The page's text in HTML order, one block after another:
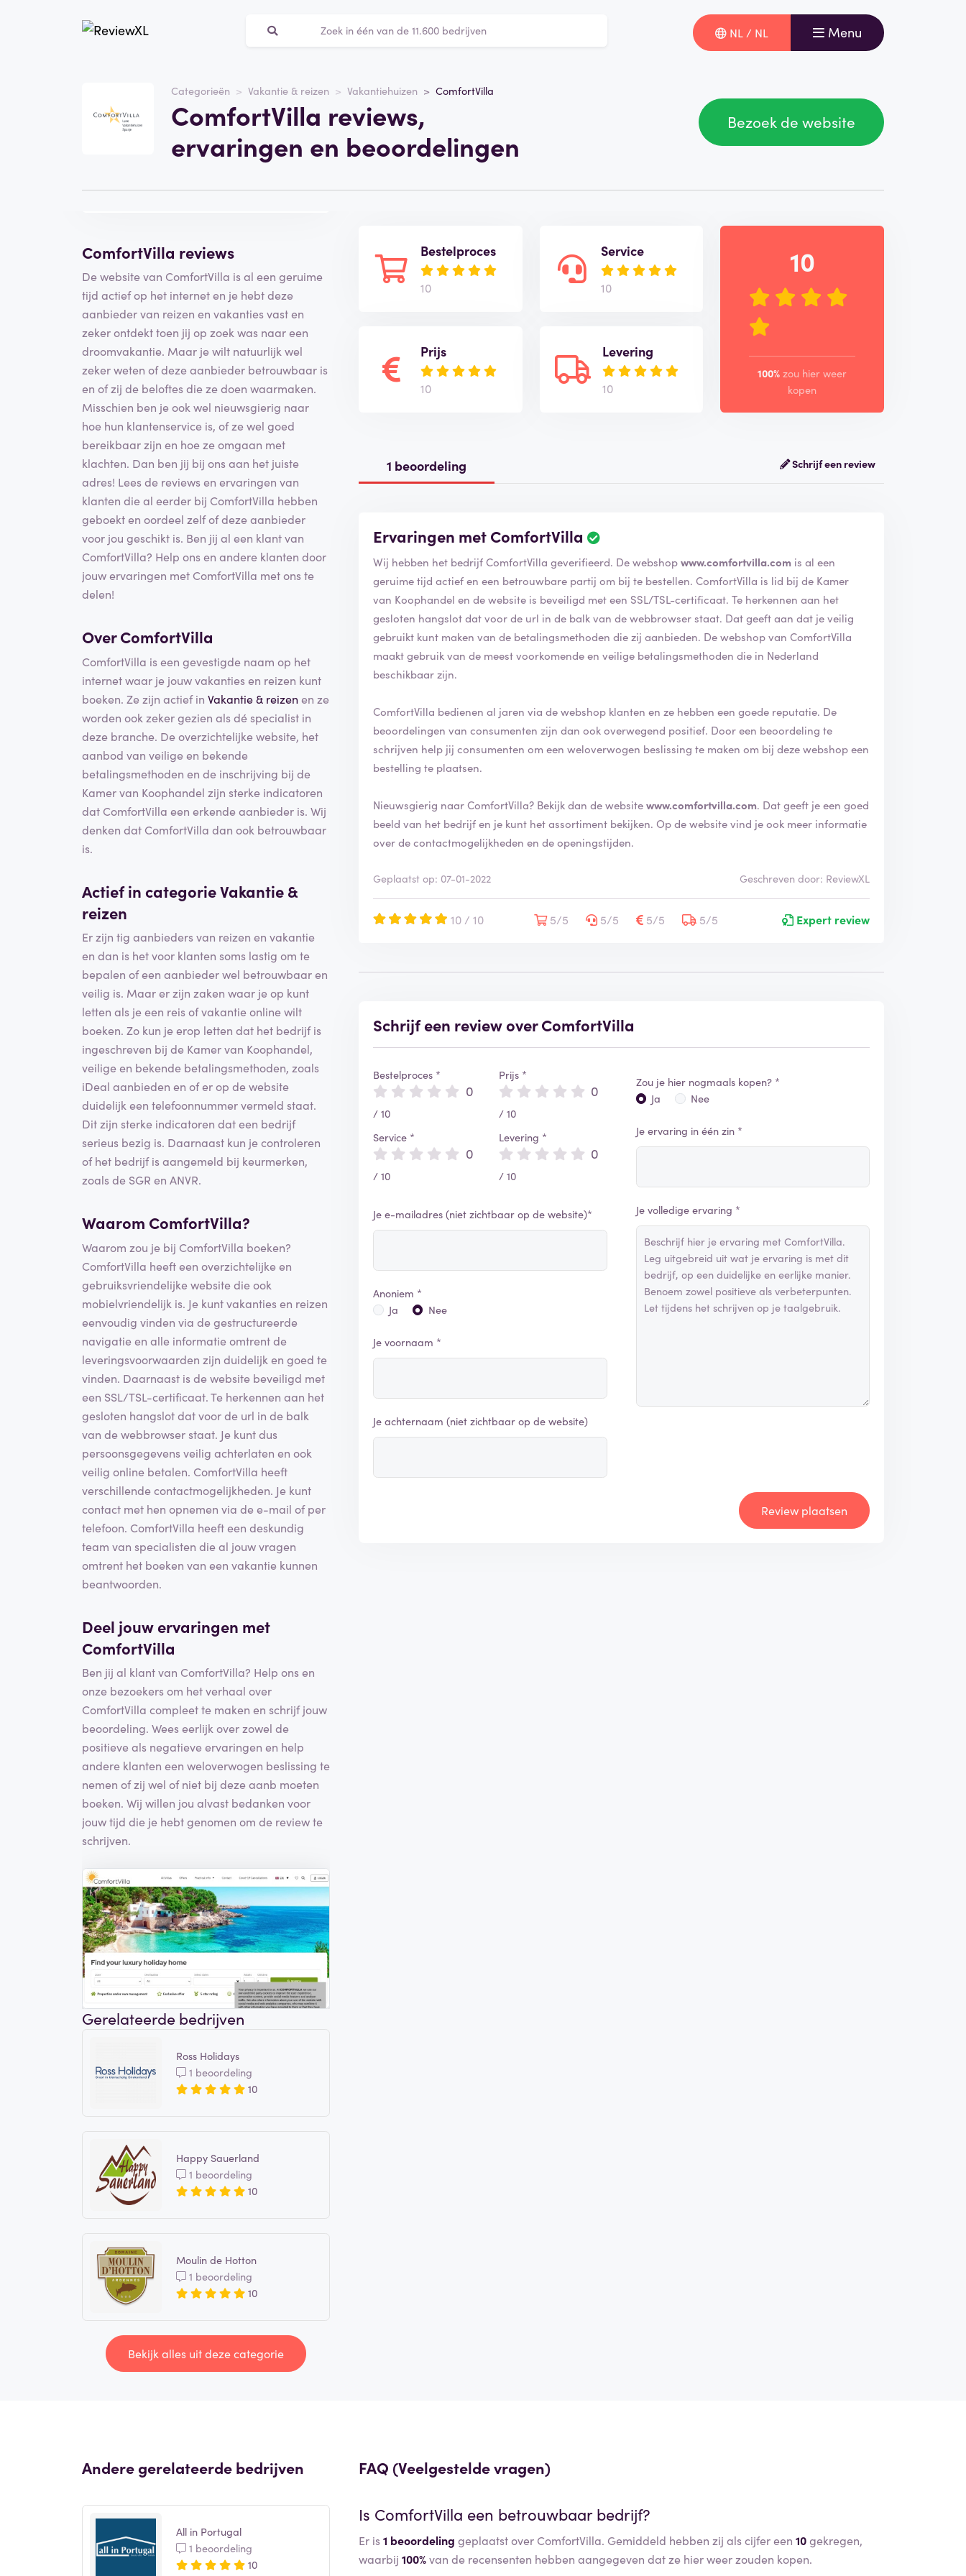
NL / NL Menu
Categorieën Vakantie & reizen Vakantiehuizen ComfortVilla
ComfortVilla reviews,
ervaringen en beoordelingen
Bezoek de website
comfortvilla.com
Categorie
Vakantie & reizen
Schrijf een
ComfortVilla reviews
De website van ComfortVilla is al een geruime
tijd actief op het internet en je hebt deze
aanbieder van reizen en vakanties vast en
zeker ontdekt toen jij op zoek was naar een
droomvakantie. Maar je wilt natuurlijk wel
zeker weten of deze aanbieder betrouwbaar is
en of zij de beloftes die ze doen waarmaken.
Misschien ben je ook wel nieuwsgierig naar
hoe hun klantenservice is, of ze wel goed
bereikbaar zijn en hoe ze omgaan met
klachten. Dan ben jij bij ons aan het juiste
adres! Lees de reviews en ervaringen van
klanten die al eerder bij ComfortVilla hebben
geboekt en oordeel zelf of deze aanbieder
voor jou geschikt is. Ben jij al een klant van
ComfortVilla? Help ons en andere klanten door
jouw ervaringen met ComfortVilla met ons te
delen!
Over ComfortVilla
ComfortVilla is een gevestigde naam op het
internet waar je jouw vakanties en reizen kunt
boeken. Ze zijn actief in Vakantie & reizen en ze
worden ook zeker gezien als dé specialist in
deze branche. De overzichtelijke website, het
aanbod van veilige en bekende
betalingsmethoden en de inschrijving bij de
Kamer van Koophandel zijn sterke indicatoren
dat ComfortVilla een erkende aanbieder is. Wij
denken dat ComfortVilla dan ook betrouwbaar
is.
Actief in categorieVakantie &
reizen
Er zijn tig aanbieders van reizen en vakantie
en dan is het voor klanten soms lastig om te
bepalen of een aanbieder wel betrouwbaar en
veilig is. Maar er zijn zaken waar je op kunt
letten als je een reis of vakantie online wilt
boeken. Zo kun je erop letten dat het bedrijf is
ingeschreven bij de Kamer van Koophandel,
veilige en bekende betalingsmethoden, zoals
iDeal aanbieden en of er op de website
duidelijk een telefoonnummer vermeld staat.
Dit zijn sterke indicatoren dat een bedrijf
serieus bezig is. Daarnaast kun je controleren
of het bedrijf is aangemeld bij keurmerken,
zoals de SGR en ANVR.
Waarom ComfortVilla?
Waarom zou je bij ComfortVilla boeken?
ComfortVilla heeft een overzichtelijke en
gebruiksvriendelijke website die ook
mobielvriendelijk is. Je kunt vakanties en reizen
eenvoudig vinden via de gestructureerde
navigatie en alle informatie omtrent de
leveringsvoorwaarden zijn duidelijk en goed te
vinden. Daarnaast is de website beveiligd met
een SSL/TSL-certificaat. Te herkennen aan het
gesloten hangslot dat voor de url in de balk
van de webbrowser staat. Je kunt dus
persoonsgegevens veilig achterlaten en ook
veilig online betalen. ComfortVilla heeft
verschillende contactmogelijkheden. Je kunt
contact met hen opnemen via de e-mail of per
telefoon. ComfortVilla heeft een deskundig
team van specialisten die al jouw vragen
omtrent het boeken van een vakantie kunnen
beantwoorden.
Deel jouw ervaringen met
ComfortVilla
Ben jij al klant van ComfortVilla? Help ons en
onze bezoekers om het verhaal over
ComfortVilla compleet te maken en schrijf jouw
beoordeling. Wees eerlijk over zowel de
positieve als negatieve ervaringen en help
andere klanten een weloverwogen beslissing te
nemen of zij wel of niet bij deze aanb moeten
boeken. Wij willen jou alvast bedanken voor
jouw tijd die je hebt genomen om de review te
schrijven.
Gerelateerde bedrijven
Ross Holidays
1 beoordeling
10
Happy Sauerland
1 beoordeling
10
Moulin de Hotton
1 beoordeling
10
Bekijk alles uit deze categorie
Bestelproces
10
Prijs
10
Service
10
Levering
10
10
100% zou hier weer
kopen
1 beoordeling Schrijf een review
Ervaringen met ComfortVilla
B
o
o
r
d
e
l
i
s
g
e
i
f
e
d
Wij hebben het bedrijf ComfortVilla geverifieerd. De webshopwww.comfortvilla.com is al een
geruime tijd actief en een betrouwbare partij om bij te bestellen. ComfortVilla is lid bij de Kamer
van Koophandel en de website is beveiligd met een SSL/TSL-certificaat. Te herkennen aan het
gesloten hangslot dat voor de url in de balk van de webbrowser staat. Dat geeft aan dat je veilig
gebruikt kunt maken van de betalingsmethoden die zij aanbieden. De webshop van ComfortVilla
maakt gebruik van de meest voorkomende en veilige betalingsmethoden die in Nederland
beschikbaar zijn.
ComfortVilla bedienen al jaren via de webshop klanten en ze hebben een goede reputatie. De
beoordelingen van consumenten zijn dan ook overwegend positief. Door een beoordeling te
schrijven help jij consumenten om een weloverwogen beslissing te maken om bij deze webshop een
bestelling te plaatsen.
Nieuwsgierig naar ComfortVilla? Bekijk dan de websitewww.comfortvilla.com. Dat geeft je een goed
beeld van het bedrijf en je kunt het assortiment bekijken. Op de website vind je ook meer informatie
over de contactmogelijkheden en de openingstijden.
Geplaatst op: 07-01-2022 Geschreven door: ReviewXL
10 / 10 5/5 5/5 5/5 5/5 Expert review
Schrijf een review over ComfortVilla
Bestelproces *
0
/ 10
Service *
0
/ 10
Prijs *
0
/ 10
Levering *
0
/ 10
Je e-mailadres (niet zichtbaar op de website)*
Anoniem *
Ja
Nee
Je voornaam *
Je achternaam (niet zichtbaar op de website)
Zou je hier nogmaals kopen? *
Ja
Nee
Je ervaring in één zin *
Je volledige ervaring *
Review plaatsen
Andere gerelateerde bedrijven
All in Portugal
1 beoordeling
10
FAQ (Veelgestelde vragen)
Is ComfortVilla een betrouwbaar bedrijf?
Er is1 beoordeling geplaatst over ComfortVilla. Gemiddeld hebben zij als cijfer een10gekregen,
waarbij100%van de recensenten hebben aangegeven dat ze hier weer zouden kopen.